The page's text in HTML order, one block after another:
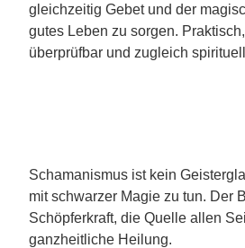
gleichzeitig Gebet und der
gutes Leben zu sorgen.
überprüfbar und zugleich
Schamanismus ist kein
mit schwarzer Magie zu tun. Der
Schöpferkraft, die Quelle allen
ganzheitliche Heilung.